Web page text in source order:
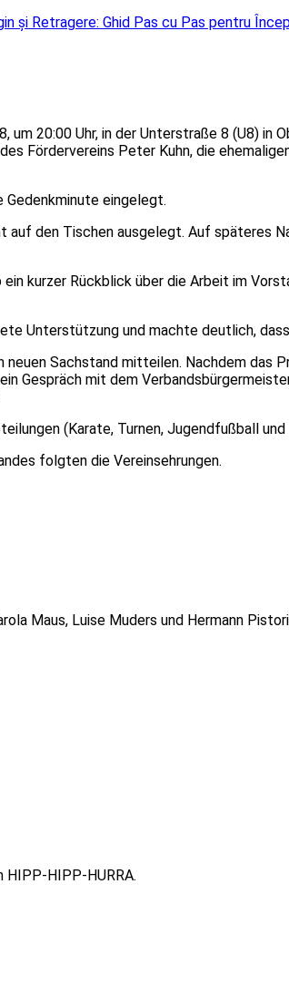
și Retragere: Ghid Pas cu Pas pentru
20:00 Uhr, in der Unterstraße 8 (U8)
Fördervereins Peter Kuhn, die
Gedenkminute eingelegt.
den Tischen ausgelegt. Auf späteres
kurzer Rückblick über die Arbeit im
Unterstützung und machte deutlich,
neuen Sachstand mitteilen. Nachdem
Gespräch mit dem
(Karate, Turnen, Jugendfußball
folgten die Vereinsehrungen.
Maus, Luise Muders und Hermann
HIPP-HURRA.